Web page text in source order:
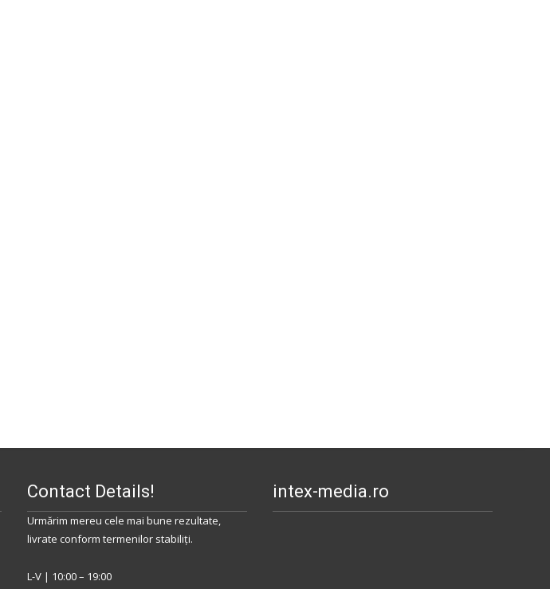
Contact Details!
Urmărim mereu cele mai bune rezultate,
livrate conform termenilor stabiliţi.
L-V | 10:00 – 19:00
intex-media.ro